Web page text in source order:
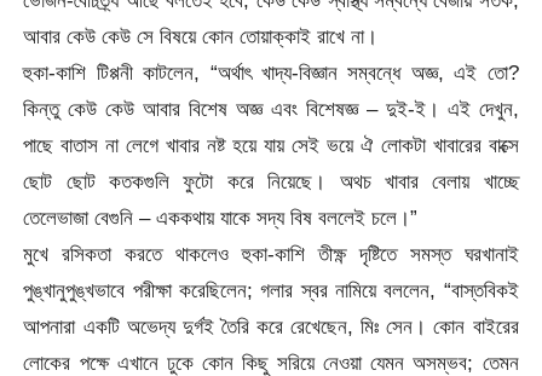
আবার কেউ কেউ সে বিষয়ে কোন তোয়াক্কাই রাখে না।
হুকা-কাশি টিপ্পনী কাটলেন, “অর্থাৎ খাদ্য-বিজ্ঞান সম্বন্ধে অজ্ঞ, এই তো?
কিন্তু কেউ কেউ আবার বিশেষ অজ্ঞ এবং বিশেষজ্ঞ – দুই-ই। এই দেখুন,
পাছে বাতাস না লেগে খাবার নষ্ট হয়ে যায় সেই ভয়ে ঐ লোকটা খাবারের বাক্সে
ছোট ছোট কতকগুলি ফুটো করে নিয়েছে। অথচ খাবার বেলায় খাচ্ছে
তেলেভাজা বেগুনি – এককথায় যাকে সদ্য বিষ বললেই চলে।”
মুখে রসিকতা করতে থাকলেও হুকা-কাশি তীক্ষ্ণ দৃষ্টিতে সমস্ত ঘরখানাই
পুঙ্খানুপুঙ্খভাবে পরীক্ষা করেছিলেন; গলার স্বর নামিয়ে বললেন, “বাস্তবিকই
আপনারা একটি অভেদ্য দুর্গই তৈরি করে রেখেছেন, মিঃ সেন। কোন বাইরের
লোকের পক্ষে এখানে ঢুকে কোন কিছু সরিয়ে নেওয়া যেমন অসম্ভব; তেমন